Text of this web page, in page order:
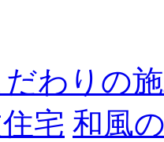
だわりの
宅 和風